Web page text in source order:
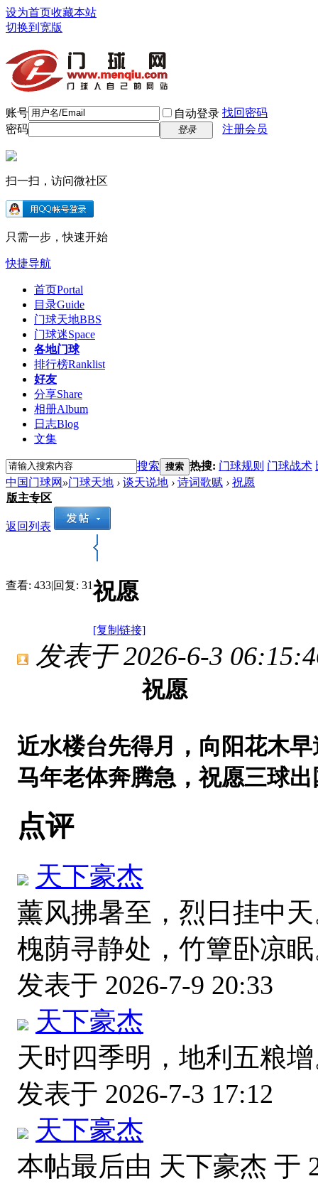
设为首页收藏本站
切换到宽版
账号 自动登录 找回密码
密码
登录 注册会员
扫一扫，访问微社区
只需一步，快速开始
快捷导航
首页Portal
目录Guide
门球天地BBS
门球迷Space
各地门球
排行榜Ranklist
好友
分享Share
相册Album
日志Blog
文集
搜索 搜索 热搜: 门球规则 门球战术
中国门球网 »门球天地 › 谈天说地 › 诗词歌赋 › 祝愿
版主专区
返回列表
查看: 433|回复: 31祝愿
[复制链接]
发表于 2026-6-3
祝愿
近水楼台先得月，向阳花木
马年老体奔腾急，祝愿三球
点评
天下豪杰
薰风拂暑至，烈日挂中
槐荫寻静处，竹簟卧凉
发表于 2026-7-9 20:33
天下豪杰
天时四季明，地利五粮
发表于 2026-7-3 17:12
天下豪杰
本帖最后由 天下豪杰 于